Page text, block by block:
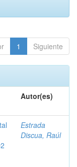
1 Siguiente
Autor(es)
Estrada
Discua, Raúl